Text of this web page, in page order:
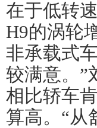
在于低转
H9的涡轮
非承载式
较满意。”
相比轿车
算高。“从